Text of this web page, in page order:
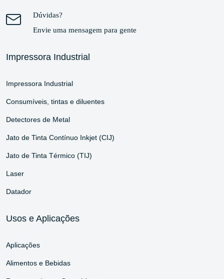
Dúvidas?
Envie uma mensagem para gente
Impressora Industrial
Impressora Industrial
Consumíveis, tintas e diluentes
Detectores de Metal
Jato de Tinta Contínuo Inkjet (CIJ)
Jato de Tinta Térmico (TIJ)
Laser
Datador
Usos e Aplicações
Aplicações
Alimentos e Bebidas